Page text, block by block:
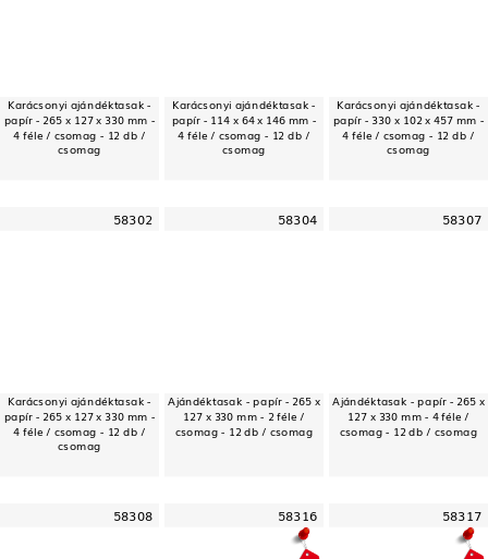
Karácsonyi ajándéktasak -
papír - 265 x 127 x 330 mm -
4 féle / csomag - 12 db /
csomag
Karácsonyi ajándéktasak -
papír - 114 x 64 x 146 mm -
4 féle / csomag - 12 db /
csomag
Karácsonyi ajándéktasak -
papír - 330 x 102 x 457 mm -
4 féle / csomag - 12 db /
csomag
58302
Karácsonyi ajándéktasak -
papír - 265 x 127 x 330 mm -
4 féle / csomag - 12 db /
csomag
58304
Ajándéktasak - papír - 265 x
127 x 330 mm - 2 féle /
csomag - 12 db / csomag
58307
Ajándéktasak - papír - 265 x
127 x 330 mm - 4 féle /
csomag - 12 db / csomag
58308 58316 58317